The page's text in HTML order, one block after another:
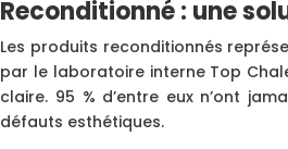
Reconditionné : une
Les produits reconditionnés
par le laboratoire interne Top
claire. 95 % d’entre eux n’ont
défauts esthétiques.